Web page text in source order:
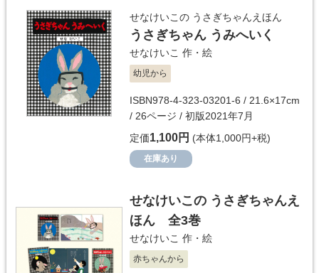
せなけいこの うさぎちゃんえほん
うさぎちゃん うみへいく
せなけいこ 作・絵
幼児から
ISBN978-4-323-03201-6 / 21.6×17cm
/ 26ページ / 初版2021年7月
定価1,100円 (本体1,000円+税)
在庫あり
せなけいこの うさぎちゃんえ
ほん 全3巻
せなけいこ 作・絵
赤ちゃんから